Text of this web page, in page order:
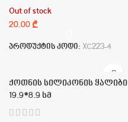
Out of stock
₾
პროდუქტის კოდი: XC223-4
ქოთნის სილიკონის ყალიბი
19.9*8.9 სმ